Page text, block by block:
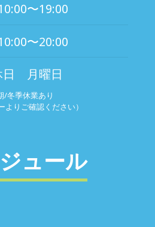
〜19:00
〜20:00
日 月曜日
/冬季休業あり
よりご確認ください）
ュール